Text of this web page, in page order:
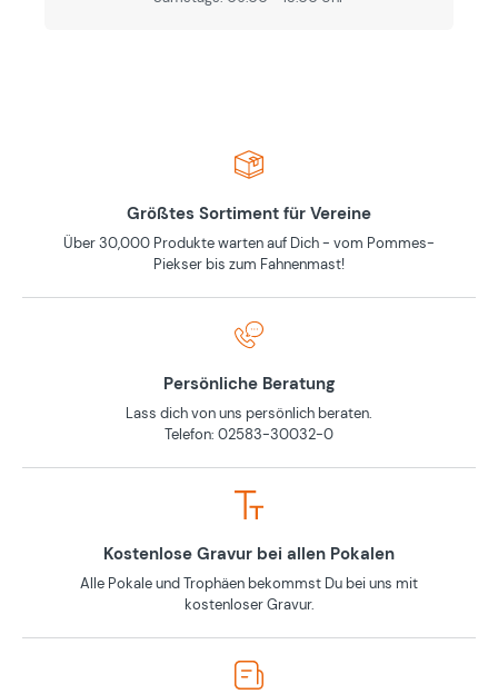
Größtes Sortiment für Vereine
Über 30,000 Produkte warten auf Dich - vom Pommes-
Piekser bis zum Fahnenmast!
Persönliche Beratung
Lass dich von uns persönlich beraten.
Telefon: 02583-30032-0
Kostenlose Gravur bei allen Pokalen
Alle Pokale und Trophäen bekommst Du bei uns mit
kostenloser Gravur.